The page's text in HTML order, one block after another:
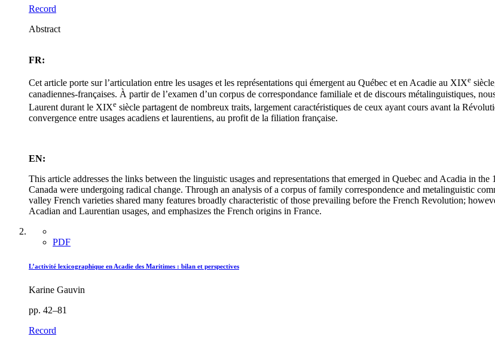
Record
Abstract
FR:
Cet article porte sur l’articulation entre les usages et les représentations qui émergent au Québec et en Acadie au XIXe
canadiennes-françaises. À partir de l’examen d’un corpus de correspondance familiale et de discours métalinguistiques,
Laurent durant le XIXe siècle partagent de nombreux traits, largement caractéristiques de ceux ayant cours avant la
convergence entre usages acadiens et laurentiens, au profit de la filiation française.
EN:
This article addresses the links between the linguistic usages and representations that emerged in Quebec and Acadia in
Canada were undergoing radical change. Through an analysis of a corpus of family correspondence and metalinguistic
valley French varieties shared many features broadly characteristic of those prevailing before the French Revolution;
Acadian and Laurentian usages, and emphasizes the French origins in France.
PDF
L’activité lexicographique en Acadie des Maritimes : bilan et perspectives
Karine Gauvin
pp. 42–81
Record